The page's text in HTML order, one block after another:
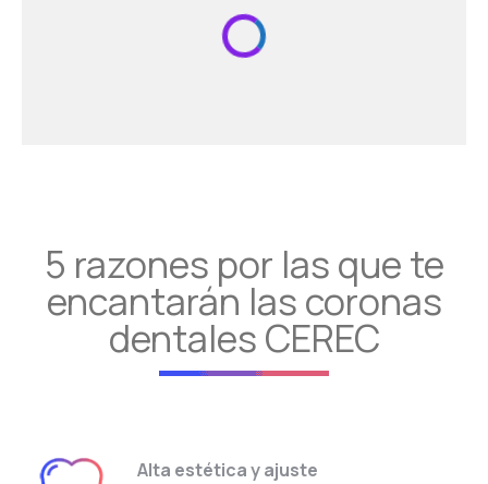
5 razones por las que te
encantarán las coronas
dentales CEREC
Alta estética y ajuste